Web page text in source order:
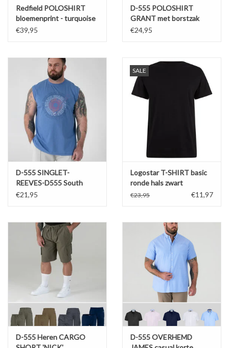
Redfield POLOSHIRT
bloemenprint - turquoise
€39,95
D-555 POLOSHIRT
GRANT met borstzak
€24,95
D-555 SINGLET-
REEVES-D555 South
Beach Miami
€21,95
SALE
Logostar T-SHIRT basic
ronde hals zwart
€23,95 €11,97
D-555 Heren CARGO
D-555 OVERHEMD